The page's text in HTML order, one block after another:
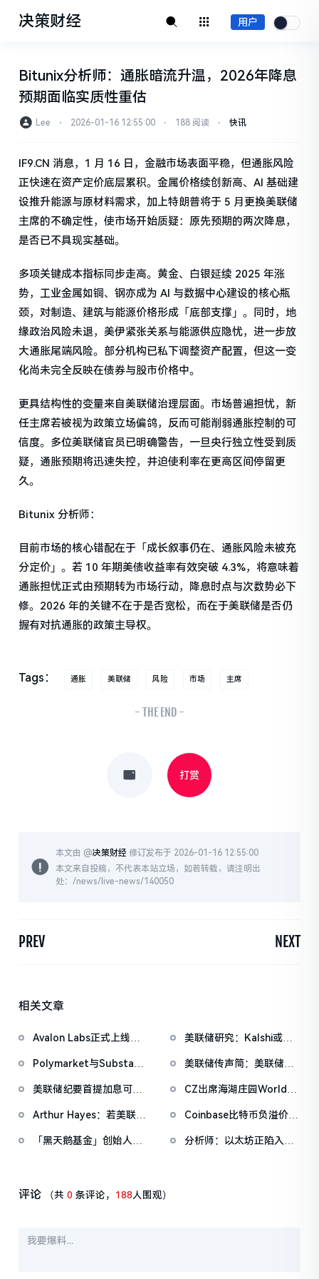
决策财经 用户
Bitunix分析师：通胀暗流升温，2026年降息
预期面临实质性重估
Lee ⋅ 2026-01-16 12:55:00 ⋅ 188 阅读 ⋅ 快讯
IF9.CN 消息，1 月 16 日，金融市场表面平稳，但通胀风险
正快速在资产定价底层累积。金属价格续创新高、AI 基础建
设推升能源与原材料需求，加上特朗普将于 5 月更换美联储
主席的不确定性，使市场开始质疑：原先预期的两次降息，
是否已不具现实基础。
多项关键成本指标同步走高。黄金、白银延续 2025 年涨
势，工业金属如铜、钢亦成为 AI 与数据中心建设的核心瓶
颈，对制造、建筑与能源价格形成「底部支撑」。同时，地
缘政治风险未退，美伊紧张关系与能源供应隐忧，进一步放
大通胀尾端风险。部分机构已私下调整资产配置，但这一变
化尚未完全反映在债券与股市价格中。
更具结构性的变量来自美联储治理层面。市场普遍担忧，新
任主席若被视为政策立场偏鸽，反而可能削弱通胀控制的可
信度。多位美联储官员已明确警告，一旦央行独立性受到质
疑，通胀预期将迅速失控，并迫使利率在更高区间停留更
久。
Bitunix 分析师：
目前市场的核心错配在于「成长叙事仍在、通胀风险未被充
分定价」。若 10 年期美债收益率有效突破 4.3%，将意味着
通胀担忧正式由预期转为市场行动，降息时点与次数势必下
修。2026 年的关键不在于是否宽松，而在于美联储是否仍
握有对抗通胀的政策主导权。
Tags： 通胀 美联储 风险 市场 主席
- THE END -
打赏
本文由 @决策财经 修订发布于 2026-01-16 12:55:00
本文来自投稿，不代表本站立场，如若转载，请注明出
处：/news/live-news/140050
PREV NEXT
相关文章
Avalon Labs正式上线
美联储研究：Kalshi或可
工具
Polymarket与Substack
数据至新闻内容
美联储传声筒：美联储纪
表，反映其对通胀路径信
心减弱
美联储纪要首提加息可
向分歧显著
CZ出席海湖庄园World
并未发表正式演讲
Arthur Hayes：若美联储
HYPE，HYPE或于7月前
Coinbase比特币负溢价已
报-0.0545%
「黑天鹅基金」创始人：
分析师：以太坊正陷入
评论 （共0 条评论， 188人围观）